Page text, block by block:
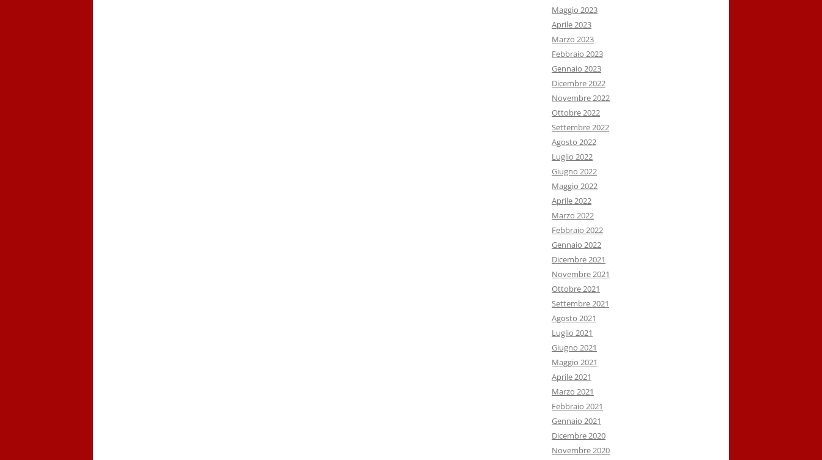
Maggio 2023
Aprile 2023
Marzo 2023
Febbraio 2023
Gennaio 2023
Dicembre 2022
Novembre 2022
Ottobre 2022
Settembre 2022
Agosto 2022
Luglio 2022
Giugno 2022
Maggio 2022
Aprile 2022
Marzo 2022
Febbraio 2022
Gennaio 2022
Dicembre 2021
Novembre 2021
Ottobre 2021
Settembre 2021
Agosto 2021
Luglio 2021
Giugno 2021
Maggio 2021
Aprile 2021
Marzo 2021
Febbraio 2021
Gennaio 2021
Dicembre 2020
Novembre 2020